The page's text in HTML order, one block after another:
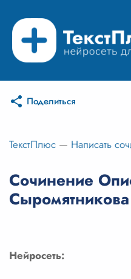
Режимы нейросети
Цены
Вход
Вход с Telegram
Поделиться
ТекстПлюс — Написать
Сочинение
Нейросеть: